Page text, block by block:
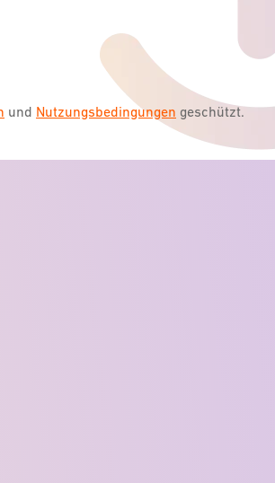
und Nutzungsbedingungen geschützt.